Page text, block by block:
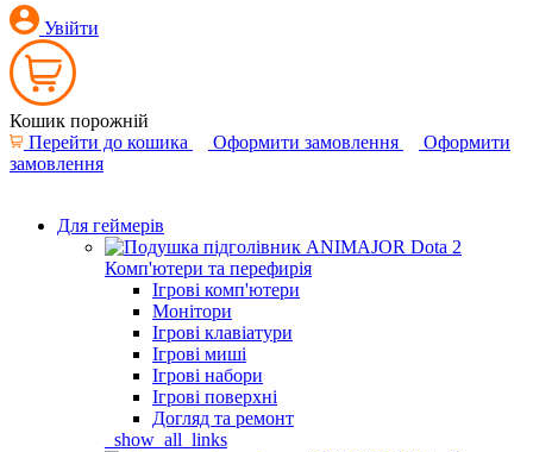
Увійти
Кошик порожній
Перейти до кошика
Оформити замовлення
Оформити
замовлення
Для геймерів
Комп'ютери та перефирія
Ігрові комп'ютери
Монітори
Ігрові клавіатури
Ігрові миші
Ігрові набори
Ігрові поверхні
Догляд та ремонт
_show_all_links